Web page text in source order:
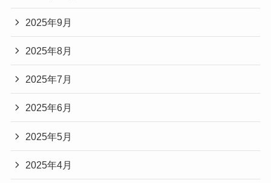
2025年9月
2025年8月
2025年7月
2025年6月
2025年5月
2025年4月